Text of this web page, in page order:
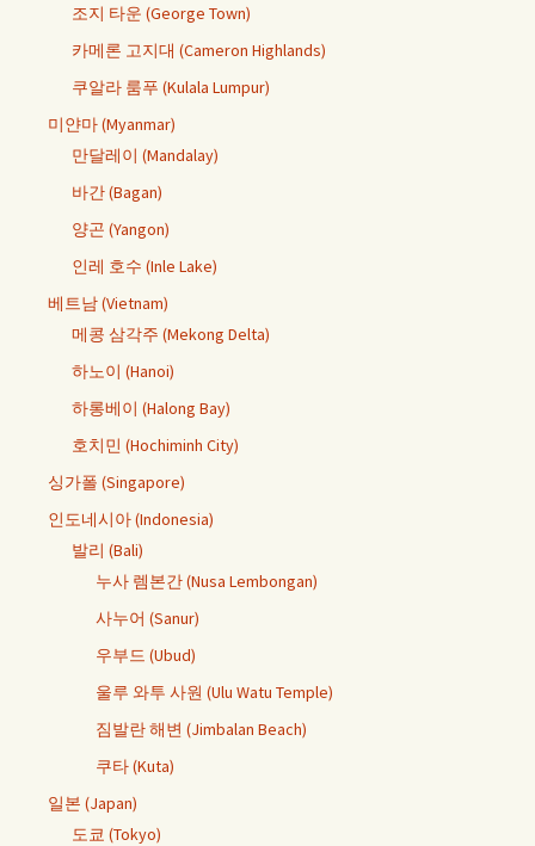
조지 타운 (George Town)
카메론 고지대 (Cameron Highlands)
쿠알라 룸푸 (Kulala Lumpur)
미얀마 (Myanmar)
만달레이 (Mandalay)
바간 (Bagan)
양곤 (Yangon)
인레 호수 (Inle Lake)
베트남 (Vietnam)
메콩 삼각주 (Mekong Delta)
하노이 (Hanoi)
하롱베이 (Halong Bay)
호치민 (Hochiminh City)
싱가폴 (Singapore)
인도네시아 (Indonesia)
발리 (Bali)
누사 렘본간 (Nusa Lembongan)
사누어 (Sanur)
우부드 (Ubud)
울루 와투 사원 (Ulu Watu Temple)
짐발란 해변 (Jimbalan Beach)
쿠타 (Kuta)
일본 (Japan)
도쿄 (Tokyo)